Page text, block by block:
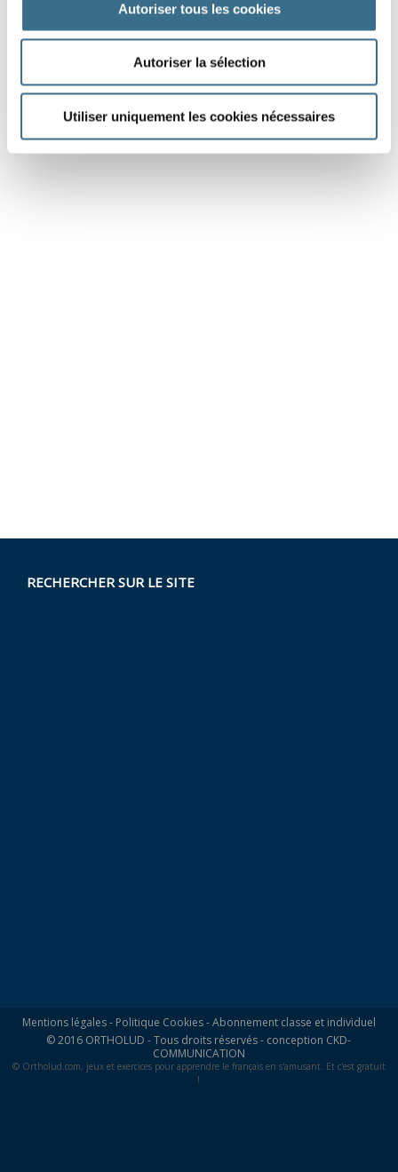
Autoriser tous les cookies
Autoriser la sélection
Utiliser uniquement les cookies nécessaires
RECHERCHER SUR LE SITE
Mentions légales- Politique Cookies-Abonnement classe et individuel
© 2016 ORTHOLUD - Tous droits réservés - conception CKD-
COMMUNICATION
© Ortholud.com, jeux et exercices pour apprendre le français en s'amusant. Et c'est gratuit
!